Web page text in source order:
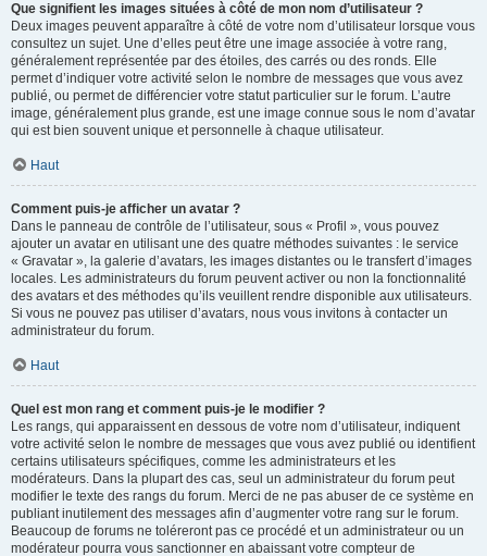
Que signifient les images situées à côté de mon nom d’utilisateur ?
Deux images peuvent apparaître à côté de votre nom d’utilisateur lorsque vous
consultez un sujet. Une d’elles peut être une image associée à votre rang,
généralement représentée par des étoiles, des carrés ou des ronds. Elle
permet d’indiquer votre activité selon le nombre de messages que vous avez
publié, ou permet de différencier votre statut particulier sur le forum. L’autre
image, généralement plus grande, est une image connue sous le nom d’avatar
qui est bien souvent unique et personnelle à chaque utilisateur.
Haut
Comment puis-je afficher un avatar ?
Dans le panneau de contrôle de l’utilisateur, sous « Profil », vous pouvez
ajouter un avatar en utilisant une des quatre méthodes suivantes : le service
« Gravatar », la galerie d’avatars, les images distantes ou le transfert d’images
locales. Les administrateurs du forum peuvent activer ou non la fonctionnalité
des avatars et des méthodes qu’ils veuillent rendre disponible aux utilisateurs.
Si vous ne pouvez pas utiliser d’avatars, nous vous invitons à contacter un
administrateur du forum.
Haut
Quel est mon rang et comment puis-je le modifier ?
Les rangs, qui apparaissent en dessous de votre nom d’utilisateur, indiquent
votre activité selon le nombre de messages que vous avez publié ou identifient
certains utilisateurs spécifiques, comme les administrateurs et les
modérateurs. Dans la plupart des cas, seul un administrateur du forum peut
modifier le texte des rangs du forum. Merci de ne pas abuser de ce système en
publiant inutilement des messages afin d’augmenter votre rang sur le forum.
Beaucoup de forums ne toléreront pas ce procédé et un administrateur ou un
modérateur pourra vous sanctionner en abaissant votre compteur de